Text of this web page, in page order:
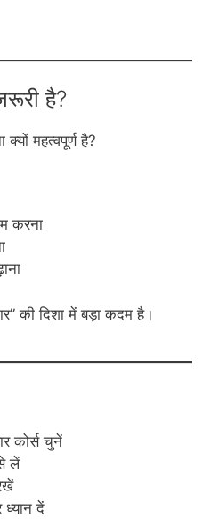
है?
महत्वपूर्ण है?
करना
की दिशा में बड़ा कदम है।
कोर्स चुनें
लें
दें